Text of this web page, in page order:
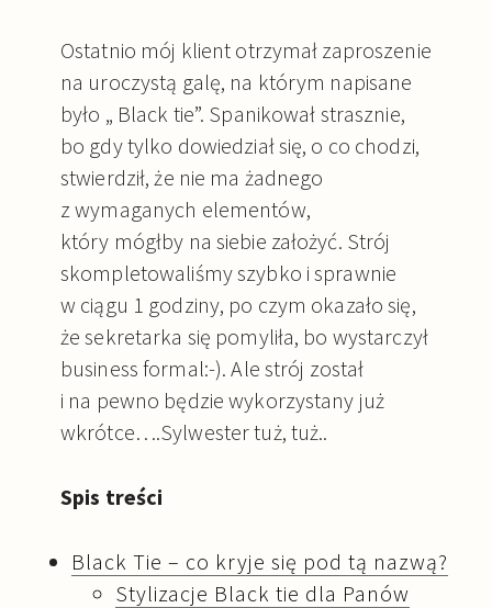
Ostatnio mój klient otrzymał zaproszenie
na uroczystą galę, na którym napisane
było „ Black tie”. Spanikował strasznie,
bo gdy tylko dowiedział się, o co chodzi,
stwierdził, że nie ma żadnego
z wymaganych elementów,
który mógłby na siebie założyć. Strój
skompletowaliśmy szybko i sprawnie
w ciągu 1 godziny, po czym okazało się,
że sekretarka się pomyliła, bo wystarczył
business formal:-). Ale strój został
i na pewno będzie wykorzystany już
wkrótce….Sylwester tuż, tuż..
Spis treści
Black Tie – co kryje się pod tą nazwą?
Stylizacje Black tie dla Panów